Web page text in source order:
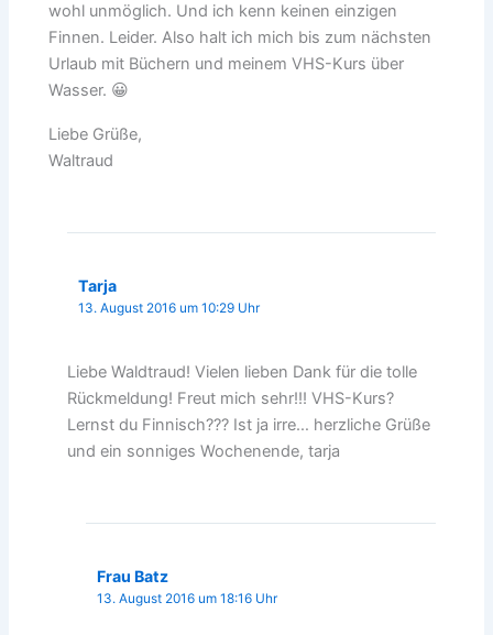
wohl unmöglich. Und ich kenn keinen einzigen
Finnen. Leider. Also halt ich mich bis zum nächsten
Urlaub mit Büchern und meinem VHS-Kurs über
Wasser. 😀
Liebe Grüße,
Waltraud
Tarja
13. August 2016 um 10:29 Uhr
Liebe Waldtraud! Vielen lieben Dank für die tolle
Rückmeldung! Freut mich sehr!!! VHS-Kurs?
Lernst du Finnisch??? Ist ja irre… herzliche Grüße
und ein sonniges Wochenende, tarja
Frau Batz
13. August 2016 um 18:16 Uhr